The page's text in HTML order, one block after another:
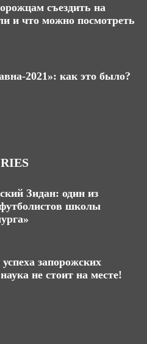
съездить на
и что можно посмотреть
2021»: как это было?
Зидан: один из
школы
запорожских
не стоит на месте!